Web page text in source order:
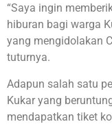
“Saya ingin
hiburan bagi warga
yang mengidolakan
tuturnya.
Adapun salah satu
Kukar yang
mendapatkan tiket